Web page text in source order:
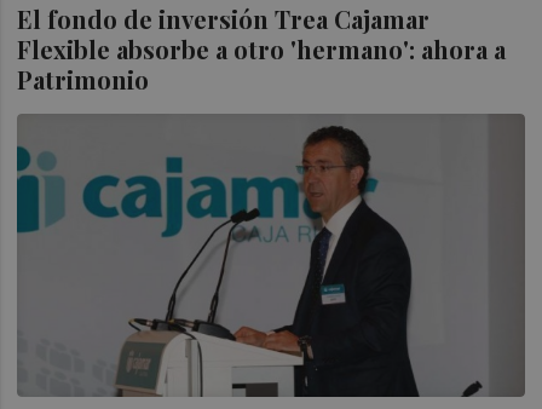
El fondo de inversión Trea Cajamar
Flexible absorbe a otro 'hermano': ahora a
Patrimonio